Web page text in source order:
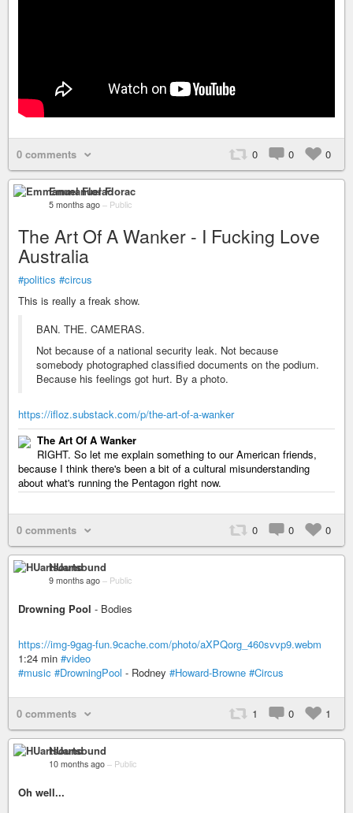
0 comments 0 0 0
Emmanuel Florac
5 months ago – Public
The Art Of A Wanker - I Fucking Love
Australia
#politics #circus
This is really a freak show.
BAN. THE. CAMERAS.
Not because of a national security leak. Not because
somebody photographed classified documents on the podium.
Because his feelings got hurt. By a photo.
https://ifloz.substack.com/p/the-art-of-a-wanker
The Art Of A Wanker
RIGHT. So let me explain something to our American friends,
because I think there's been a bit of a cultural misunderstanding
about what's running the Pentagon right now.
0 comments 0 0 0
HUartsound
9 months ago – Public
Drowning Pool - Bodies
https://img-9gag-fun.9cache.com/photo/aXPQorg_460svvp9.webm
1:24 min #video
#music #DrowningPool - Rodney #Howard-Browne #Circus
0 comments 1 0 1
HUartsound
10 months ago – Public
Oh well...